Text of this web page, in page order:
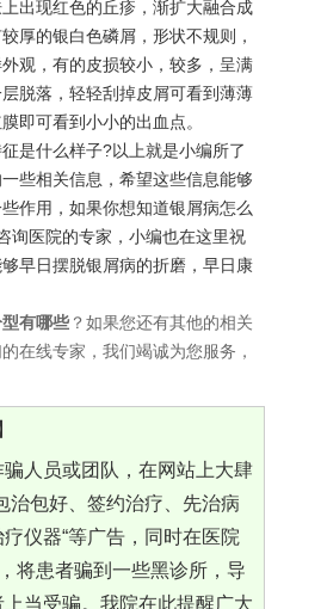
出现红色的丘疹，渐扩大融合成
厚的银白色磷屑，形状不规则，
观，有的皮损较小，较多，呈满
脱落，轻轻刮掉皮屑可看到薄薄
即可看到小小的出血点。
是什么样子?以上就是小编所了
些相关信息，希望这些信息能够
作用，如果你想知道银屑病怎么
询医院的专家，小编也在这里祝
早日摆脱银屑病的折磨，早日康
有哪些 ？如果您还有其他的相关
在线专家，我们竭诚为您服务，
人员或团队，在网站上大肆
治包好、签约治疗、先治病
仪器“等广告，同时在医院
将患者骗到一些黑诊所，导
当受骗。我院在此提醒广大